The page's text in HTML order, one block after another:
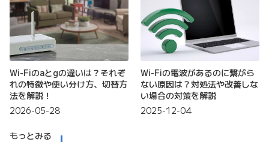
Wi-Fiのaとgの違いは？それぞ
れの特徴や使い分け方、切替方
法を解説！
2026-05-28
Wi-Fiの電波があるのに繋がら
ない原因は？対処法や改善しな
い場合の対策を解説
2025-12-04
もっとみる